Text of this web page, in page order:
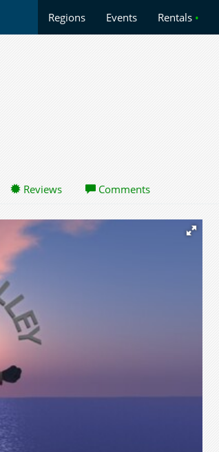
Regions Events Rentals •
Reviews Comments